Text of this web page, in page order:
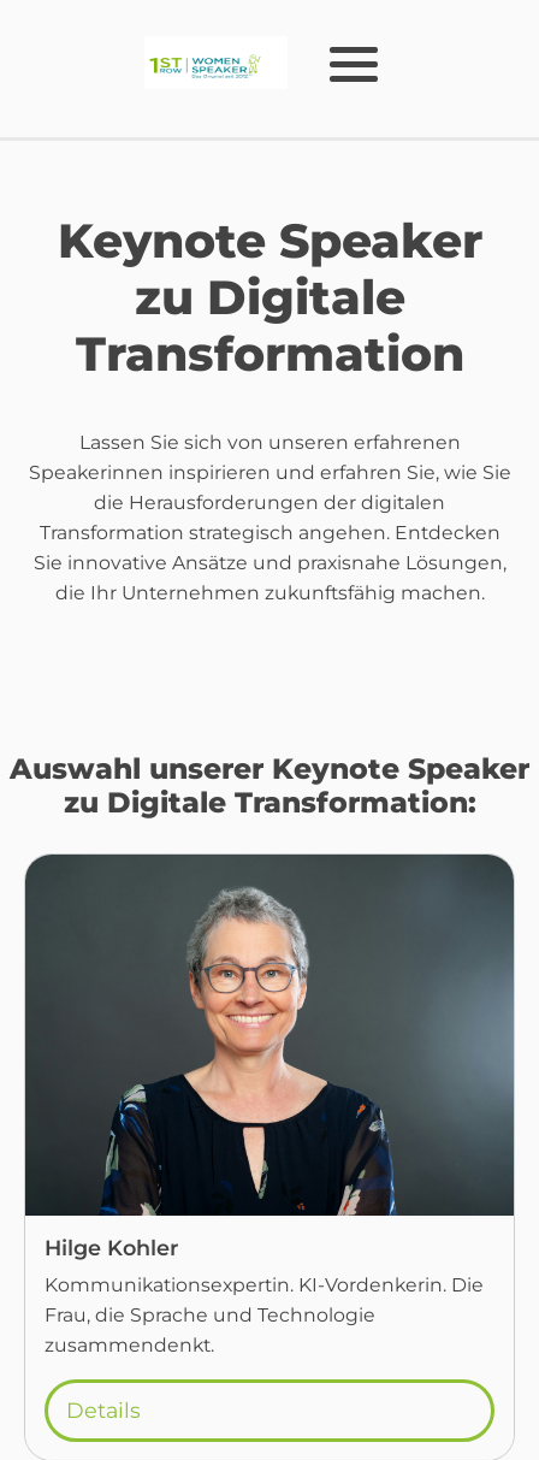
Keynote Speaker
zu Digitale
Transformation
Lassen Sie sich von unseren erfahrenen
Speakerinnen inspirieren und erfahren Sie, wie Sie
die Herausforderungen der digitalen
Transformation strategisch angehen. Entdecken
Sie innovative Ansätze und praxisnahe Lösungen,
die Ihr Unternehmen zukunftsfähig machen.
Auswahl unserer Keynote Speaker
zu Digitale Transformation:
Hilge Kohler
Kommunikationsexpertin. KI-Vordenkerin. Die
Frau, die Sprache und Technologie
zusammendenkt.
Details